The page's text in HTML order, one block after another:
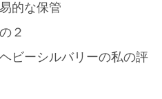
的な保管
２
ビーシルバリーの私の評